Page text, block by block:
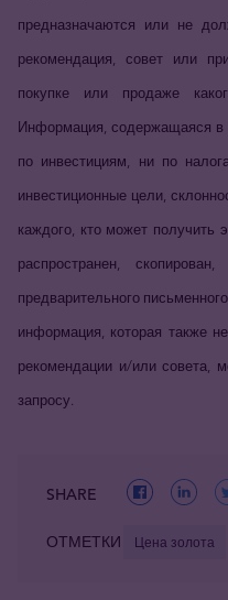
предназначаются или не
рекомендация, совет или
покупке или продаже
Информация, содержащаяся в
по инвестициям, ни по
инвестиционные цели,
каждого, кто может получить
распространен,
предварительного
информация, которая также
рекомендации и/или совета,
запросу.
SHARE
ОТМЕТКИ Цена золота